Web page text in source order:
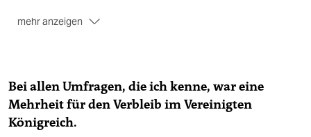
mehr anzeigen
Demnach regieren die protestan­tischen Unionisten,
die Nordirland im Vereinigten Königreich belassen
wollen, und die katholischen Republikaner, die eine
Wiedervereinigung Irlands anstreben, gemeinsam. Bei
Bei allen Umfragen, die ich kenne, war eine
Mehrheit für den Verbleib im Vereinigten
Königreich.